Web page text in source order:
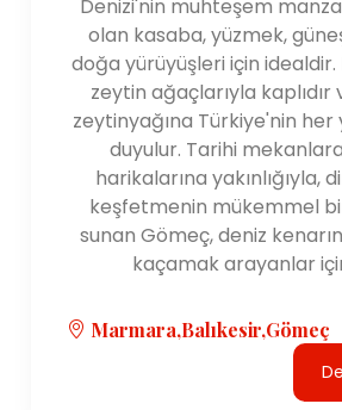
Denizi'nin muhteşem
olan kasaba, yüzmek,
doğa yürüyüşleri için idealdir.
zeytin ağaçlarıyla
zeytinyağına Türkiye'nin her
duyulur. Tarihi
harikalarına yakınlığıyla,
keşfetmenin mükemmel bir
sunan Gömeç, deniz
kaçamak arayanlar
Marmara,Balıkesir,Gömeç